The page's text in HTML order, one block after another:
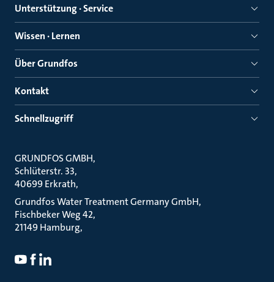
Unterstützung · Service
Wissen · Lernen
Über Grundfos
Kontakt
Schnellzugriff
GRUNDFOS GMBH
Schlüterstr. 33
40699 Erkrath
Grundfos Water Treatment Germany GmbH
Fischbeker Weg 42
21149 Hamburg